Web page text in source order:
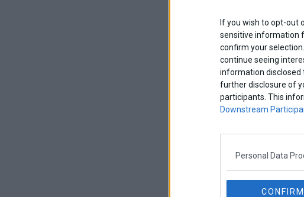
If you wish to opt-out
sensitive information
confirm your
continue seeing
information disclosed
further disclosure of
participants. This
Downstream
Personal Data
CONFIRM